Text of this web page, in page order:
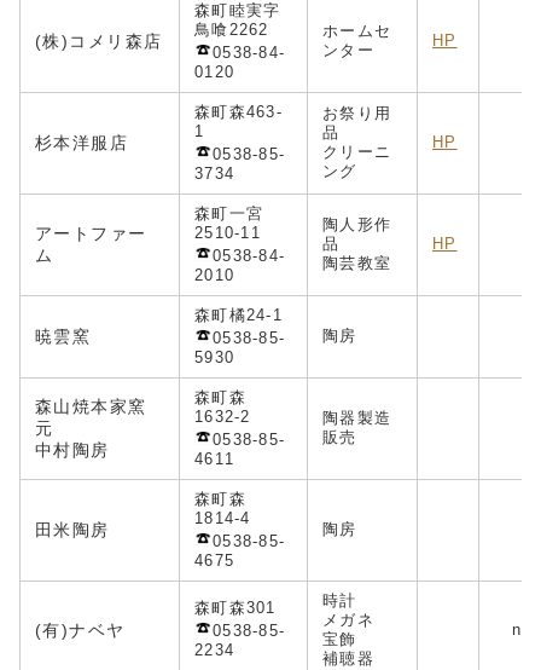
(株)コメリ森店
森町睦実字
鳥喰2262
0538-84-
0120
ホームセ
ンター
HP
杉本洋服店
森町森463-
1
0538-85-
3734
お祭り用
品
クリーニ
ング
HP
アートファー
ム
森町一宮
2510-11
0538-84-
2010
陶人形作
品
陶芸教室
HP
暁雲窯
森町橘24-1
0538-85-
5930
陶房
森山焼本家窯
元
中村陶房
森町森
1632-2
0538-85-
4611
陶器製造
販売
田米陶房
森町森
1814-4
0538-85-
4675
陶房
(有)ナベヤ
森町森301
0538-85-
2234
時計
メガネ
宝飾
補聴器